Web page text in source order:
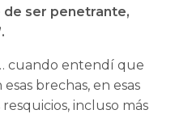
de ser penetrante,
cuando entendí que
brechas, en esas
incluso más